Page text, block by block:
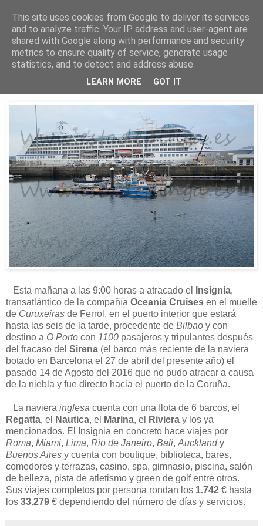
Está de pinga
16/8/16
Esta mañana a las 9:00 horas a atracado el Insignia,
transatlántico de la compañía Oceania Cruises en el muelle
de Curuxeiras de Ferrol, en el puerto interior que estará
hasta las seis de la tarde, procedente de Bilbao y con
destino a O Porto con 1100 pasajeros y tripulantes después
del fracaso del Sirena (el barco más reciente de la naviera
botado en Barcelona el 27 de abril del presente año) el
pasado 14 de Agosto del 2016 que no pudo atracar a causa
de la niebla y fue directo hacia el puerto de la Coruña.
La naviera inglesa cuenta con una flota de 6 barcos, el
Regatta, el Nautica, el Marina, el Riviera y los ya
mencionados. El Insignia en concreto hace viajes por
Roma, Miami, Lima, Rio de Janeiro, Bali, Aucklandy
Buenos Aires y cuenta con boutique, biblioteca, bares,
comedores y terrazas, casino, spa, gimnasio, piscina, salón
de belleza, pista de atletismo y green de golf entre otros.
Sus viajes completos por persona rondan los 1.742 € hasta
los 33.279 € dependiendo del número de días y servicios.
This site uses cookies from Google to deliver its services
and to analyze traffic. Your IP address and user-agent are
shared with Google along with performance and security
metrics to ensure quality of service, generate usage
statistics, and to detect and address abuse.
LEARN MORE GOT IT